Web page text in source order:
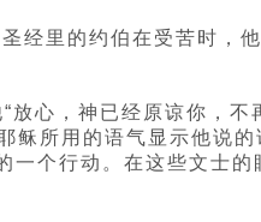
经里的约伯在受苦时，
心，神已经原谅你，不
所用的语气显示他说
个行动。在这些文士的